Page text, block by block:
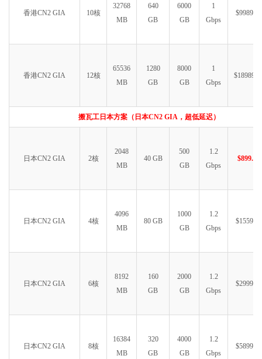
香港CN2 GIA 10核
32768
MB
640
GB
6000
GB
1
Gbps
$9989.99
香港CN2 GIA 12核
65536
MB
1280
GB
8000
GB
1
Gbps
搬瓦工日本方案（日本CN2 GIA，超低延迟）
日本CN2 GIA 2核
2048
MB
40 GB
500
GB
1.2
Gbps
$899.99
日本CN2 GIA 4核
4096
MB
80 GB
1000
GB
1.2
Gbps
$1559.99
日本CN2 GIA 6核
8192
MB
160
GB
2000
GB
1.2
Gbps
$2999.99
日本CN2 GIA 8核
16384
MB
320
GB
4000
GB
1.2
Gbps
$5899.99